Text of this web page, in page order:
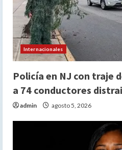
Internacionales
Policía en NJ con traje
a 74 conductores
admin agosto 5, 2026